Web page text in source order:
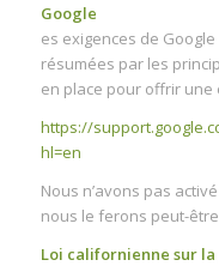
Google
es exigences de
résumées par les
en place pour offrir
https://
hl=en
Nous n’avons pas
nous le ferons peut-être
Loi californienne sur